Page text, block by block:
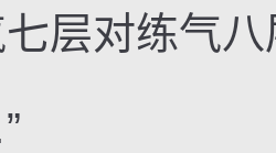
对练气八